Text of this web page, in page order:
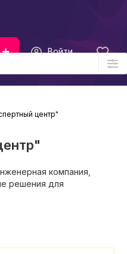
Войти
центр"
компания,
решения для